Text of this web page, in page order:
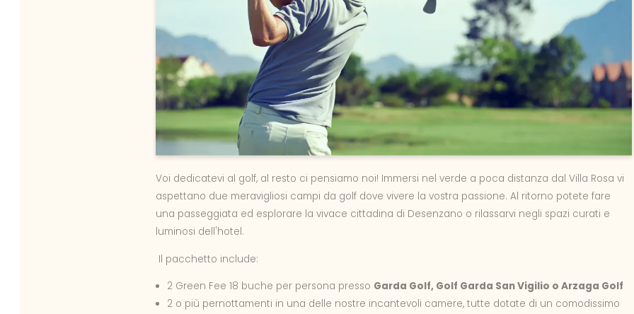
Voi dedicatevi al golf, al resto ci pensiamo noi! Immersi nel verde a poca distanza dal Villa Rosa vi
aspettano due meravigliosi campi da golf dove vivere la vostra passione. Al ritorno potete fare
una passeggiata ed esplorare la vivace cittadina di Desenzano o rilassarvi negli spazi curati e
luminosi dell'hotel.
Il pacchetto include:
2 Green Fee 18 buche per persona presso Garda Golf, Golf Garda San Vigilio o Arzaga Golf
2 o più pernottamenti in una delle nostre incantevoli camere, tutte dotate di un comodissimo